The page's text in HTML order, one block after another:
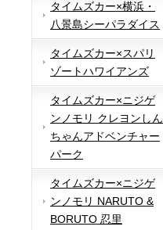
タイムズカー×横浜・
八景島シーパラダイス
タイムズカー×スパリ
ゾートハワイアンズ
タイムズカー×ニジゲ
ンノモリ クレヨンしん
ちゃんアドベンチャー
パーク
タイムズカー×ニジゲ
ンノモリ NARUTO &
BORUTO 忍里